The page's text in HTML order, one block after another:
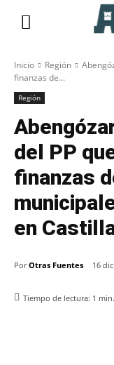
Inicio Región
finanzas de...
Región
del PP
finanzas
en
Por Otras Fuentes 16
Tiempo de lectura: 1 min.